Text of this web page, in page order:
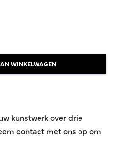
WINKELWAGEN
kunstwerk over drie
contact met ons op om